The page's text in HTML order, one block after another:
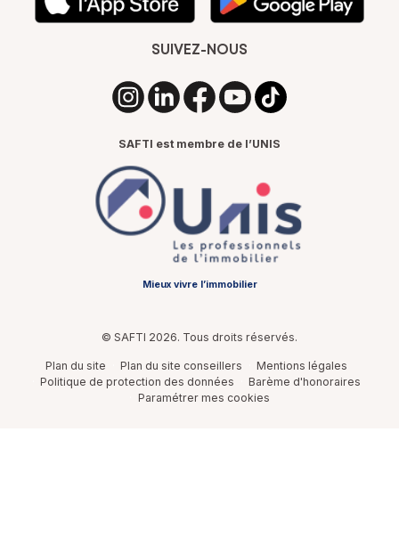
SUIVEZ-NOUS
SAFTI est membre de l’UNIS
Mieux vivre l’immobilier
© SAFTI 2026. Tous droits réservés.
Plan du site Plan du site conseillers
Mentions légales
Politique de protection des données
Barème d'honoraires
Paramétrer mes cookies